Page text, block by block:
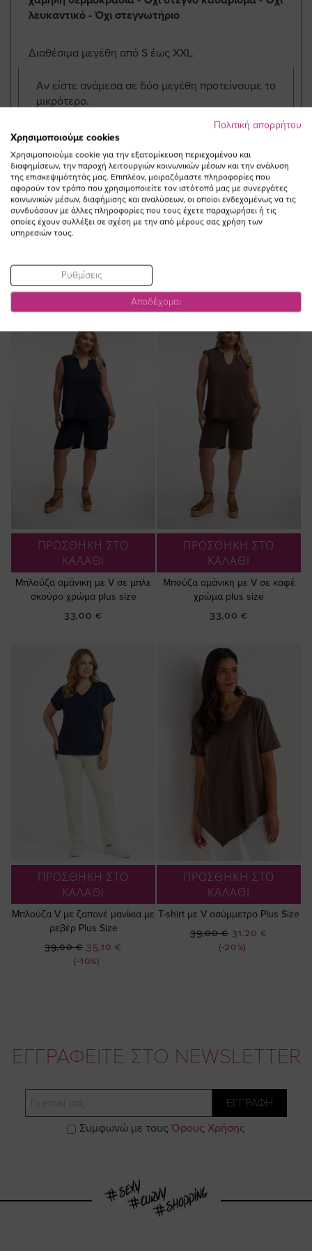
λευκαντικό - Όχι στεγνωτήριο
Διαθέσιμα μεγέθη από S έως XXL.
Αν είστε ανάμεσα σε δύο μεγέθη προτείνουμε το
μικρότερο.
ΜΟΙΡΑΣΤΕΙΤΕ ΤΟ ΠΡΟΪΟΝ!
ΠΡΟΣΘΗΚΗ ΣΤΟ
ΚΑΛΑΘΙ
Μπλούζα αμάνικη με V σε μπλε
σκούρο χρώμα plus size
33,00 €
ΠΡΟΣΘΗΚΗ ΣΤΟ
ΚΑΛΑΘΙ
Μπούζα αμάνικη με V σε καφέ
χρώμα plus size
33,00 €
ΠΡΟΣΘΗΚΗ ΣΤΟ
ΚΑΛΑΘΙ
Μπλούζα V με ζαπονέ μανίκια με
ρεβέρ Plus Size
(-10%)
Ειδική
Τιμή
35,10 €
39,00 €
ΠΡΟΣΘΗΚΗ ΣΤΟ
ΚΑΛΑΘΙ
T-shirt με V ασύμμετρο Plus Size
(-20%)
Ειδική
Τιμή
31,20 €
39,00 €
ΔΕΙΤΕ ΕΠΙΣΗΣ
ΕΓΓΡΑΦΕΙΤΕ ΣΤΟ NEWSLETTER
ΕΓΓΡΑΦΗ
Συμφωνώ με τους Όρους Χρήσης
Πολιτική απορρήτου
Χρησιμοποιούμε cookies
Χρησιμοποιούμε cookie για την εξατομίκευση περιεχομένου και
διαφημίσεων, την παροχή λειτουργιών κοινωνικών μέσων και την ανάλυση
της επισκεψιμότητάς μας. Επιπλέον, μοιραζόμαστε πληροφορίες που
αφορούν τον τρόπο που χρησιμοποιείτε τον ιστότοπό μας με συνεργάτες
κοινωνικών μέσων, διαφήμισης και αναλύσεων, οι οποίοι ενδεχομένως να τις
συνδυάσουν με άλλες πληροφορίες που τους έχετε παραχωρήσει ή τις
οποίες έχουν συλλέξει σε σχέση με την από μέρους σας χρήση των
υπηρεσιών τους.
Ρυθμίσεις
Αποδέχομαι